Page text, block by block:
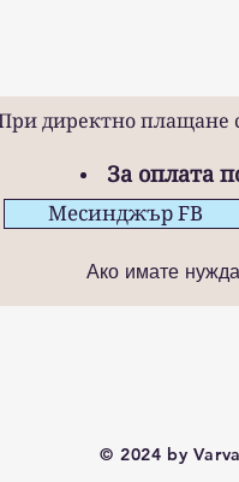
директно плащане
За оплата
Месинджър FB
Ако имате
© 2024 by